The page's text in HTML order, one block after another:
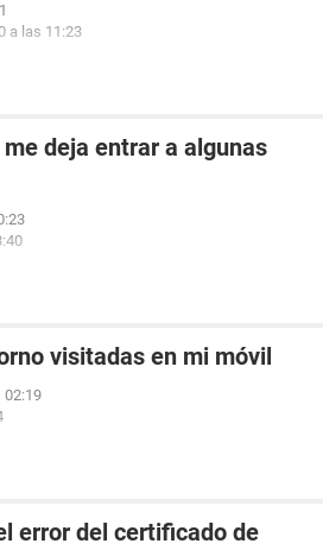
a las 11:23
deja entrar a algunas
visitadas en mi móvil
02:19
error del certificado de